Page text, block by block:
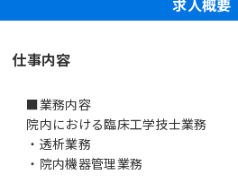
求人概要
仕事内容
■業務内容
院内における臨床工学技士業務
・透析業務
・院内機器管理業務